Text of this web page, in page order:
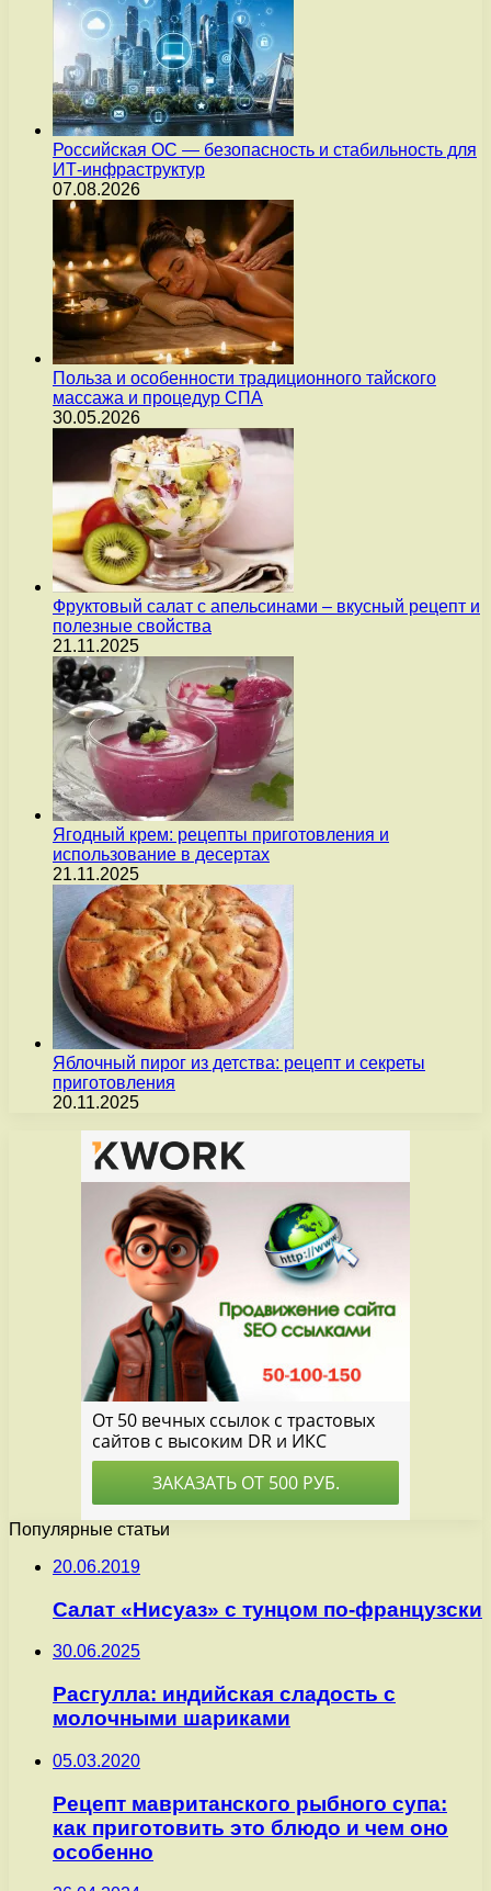
Российская ОС — безопасность и стабильность для
ИТ-инфраструктур
07.08.2026
Польза и особенности традиционного тайского
массажа и процедур СПА
30.05.2026
Фруктовый салат с апельсинами – вкусный рецепт и
полезные свойства
21.11.2025
Ягодный крем: рецепты приготовления и
использование в десертах
21.11.2025
Яблочный пирог из детства: рецепт и секреты
приготовления
20.11.2025
Популярные статьи
20.06.2019
Салат «Нисуаз» с тунцом по-французски
30.06.2025
Расгулла: индийская сладость с
молочными шариками
05.03.2020
Рецепт мавританского рыбного супа:
как приготовить это блюдо и чем оно
особенно